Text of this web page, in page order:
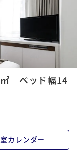
最大5％OFF
¥10,580~
㎡ ベッド幅14
カレンダー